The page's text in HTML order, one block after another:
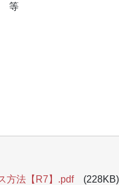
等
方法【R7】.pdf(228KB)